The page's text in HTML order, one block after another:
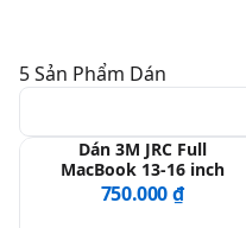
Thu Mua
Sửa Chữa
5Sản Phẩm Dán
Dán 3M JRC Full
MacBook 13-16 inch
750.000 ₫